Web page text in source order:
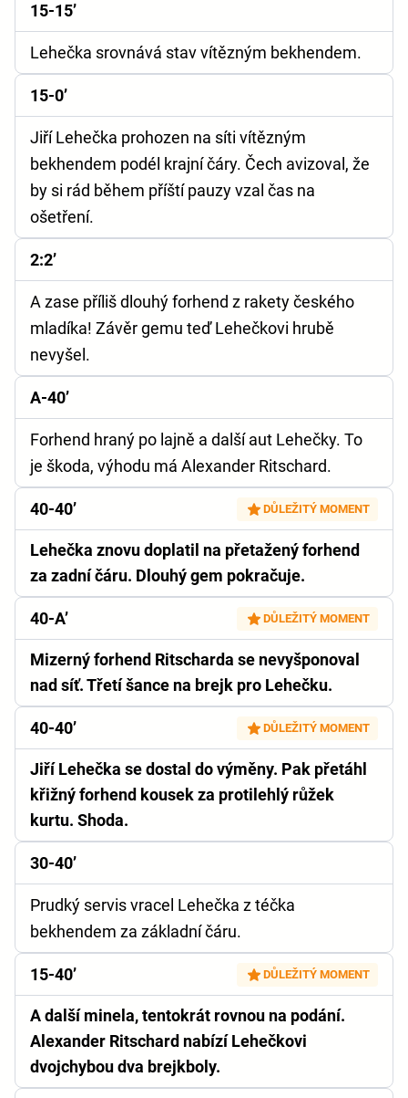
15-15’
Lehečka srovnává stav vítězným bekhendem.
15-0’
Jiří Lehečka prohozen na síti vítězným
bekhendem podél krajní čáry. Čech avizoval, že
by si rád během příští pauzy vzal čas na
ošetření.
2:2’
A zase příliš dlouhý forhend z rakety českého
mladíka! Závěr gemu teď Lehečkovi hrubě
nevyšel.
A-40’
Forhend hraný po lajně a další aut Lehečky. To
je škoda, výhodu má Alexander Ritschard.
40-40’ DŮLEŽITÝ MOMENT
Lehečka znovu doplatil na přetažený forhend
za zadní čáru. Dlouhý gem pokračuje.
40-A’ DŮLEŽITÝ MOMENT
Mizerný forhend Ritscharda se nevyšponoval
nad síť. Třetí šance na brejk pro Lehečku.
40-40’ DŮLEŽITÝ MOMENT
Jiří Lehečka se dostal do výměny. Pak přetáhl
křižný forhend kousek za protilehlý růžek
kurtu. Shoda.
30-40’
Prudký servis vracel Lehečka z téčka
bekhendem za základní čáru.
15-40’ DŮLEŽITÝ MOMENT
A další minela, tentokrát rovnou na podání.
Alexander Ritschard nabízí Lehečkovi
dvojchybou dva brejkboly.